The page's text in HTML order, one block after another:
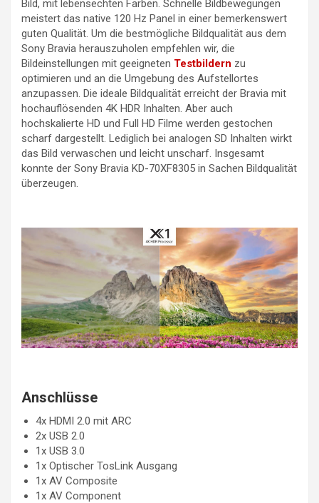
Bild, mit lebensechten Farben. Schnelle Bildbewegungen
meistert das native 120 Hz Panel in einer bemerkenswert
guten Qualität. Um die bestmögliche Bildqualität aus dem
Sony Bravia herauszuholen empfehlen wir, die
Bildeinstellungen mit geeigneten Testbildern zu
optimieren und an die Umgebung des Aufstellortes
anzupassen. Die ideale Bildqualität erreicht der Bravia mit
hochauflösenden 4K HDR Inhalten. Aber auch
hochskalierte HD und Full HD Filme werden gestochen
scharf dargestellt. Lediglich bei analogen SD Inhalten wirkt
das Bild verwaschen und leicht unscharf. Insgesamt
konnte der Sony Bravia KD-70XF8305 in Sachen Bildqualität
überzeugen.
Anschlüsse
4x HDMI 2.0 mit ARC
2x USB 2.0
1x USB 3.0
1x Optischer TosLink Ausgang
1x AV Composite
1x AV Component